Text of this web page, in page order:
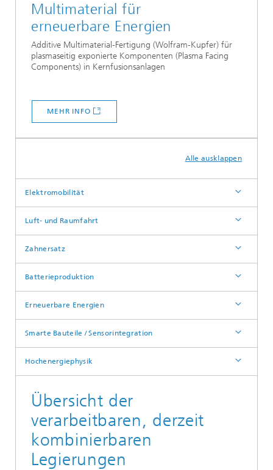
Multimaterial für
erneuerbare Energien
Additive Multimaterial-Fertigung (Wolfram-Kupfer) für
plasmaseitig exponierte Komponenten (Plasma Facing
Components) in Kernfusionsanlagen
MEHR INFO
Alle ausklappen
Elektromobilität
Luft- und Raumfahrt
Zahnersatz
Batterieproduktion
Erneuerbare Energien
Smarte Bauteile / Sensorintegration
Hochenergiephysik
Übersicht der
verarbeitbaren, derzeit
kombinierbaren
Legierungen